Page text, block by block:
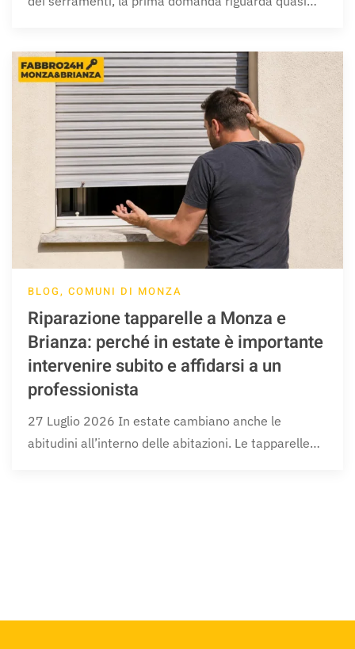
BLOG, COMUNI DI MONZA
Riparazione tapparelle a Monza e
Brianza: perché in estate è importante
intervenire subito e affidarsi a un
professionista
27 Luglio 2026 In estate cambiano anche le
abitudini all’interno delle abitazioni. Le tapparelle…